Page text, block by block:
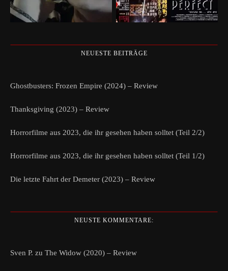
NEUESTE BEITRÄGE
Ghostbusters: Frozen Empire (2024) – Review
Thanksgiving (2023) – Review
Horrorfilme aus 2023, die ihr gesehen haben solltet (Teil 2/2)
Horrorfilme aus 2023, die ihr gesehen haben solltet (Teil 1/2)
Die letzte Fahrt der Demeter (2023) – Review
NEUSTE KOMMENTARE:
Sven P. zu The Widow (2020) – Review